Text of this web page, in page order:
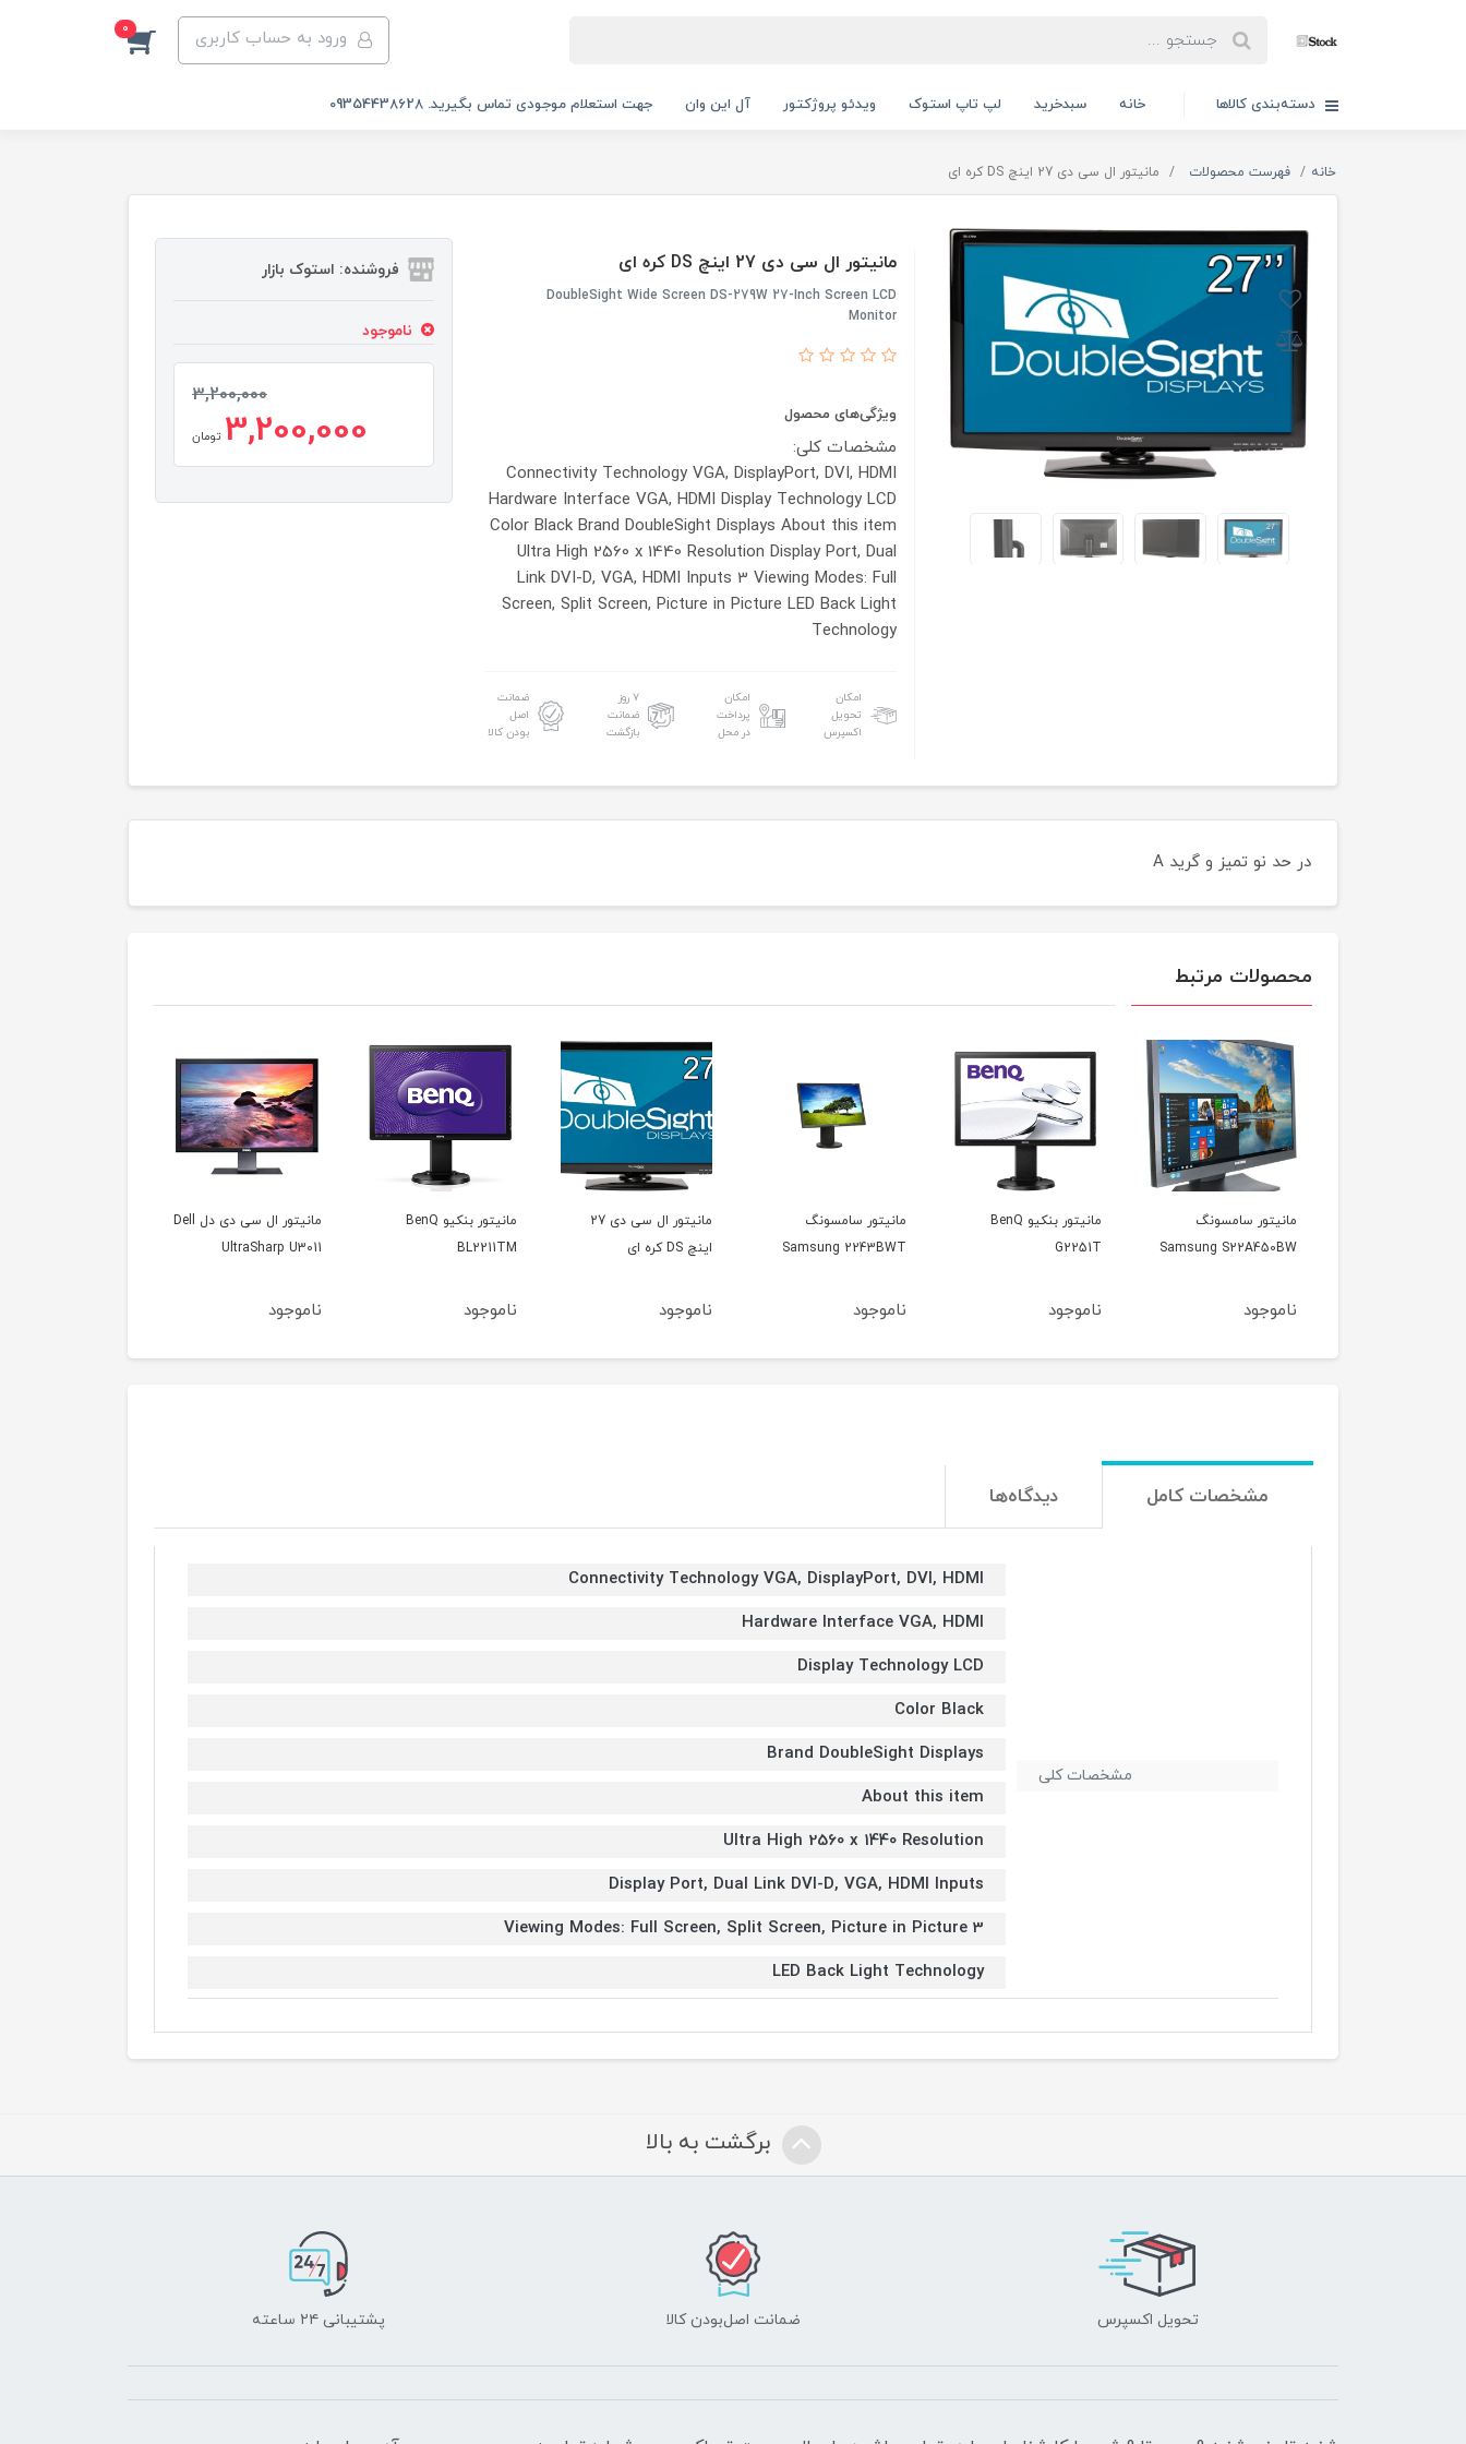
ورود به حساب کاربری 0
دسته‌بندی کالاها خانه سبدخرید لپ تاپ استوک ویدئو پروژکتور آل این وان جهت استعلام موجودی تماس بگیرید. 09354438628
خانه فهرست محصولات مانیتور ال سی دی 27 اینچ DS کره ای
مانیتور ال سی دی 27 اینچ DS کره ای
DoubleSight Wide Screen DS-279W 27-Inch Screen LCD
Monitor
ویژگی‌های محصول
مشخصات کلی:
Connectivity Technology VGA, DisplayPort, DVI, HDMI
Hardware Interface VGA, HDMI Display Technology LCD
Color Black Brand DoubleSight Displays About this item
Ultra High 2560 x 1440 Resolution Display Port, Dual
Link DVI-D, VGA, HDMI Inputs 3 Viewing Modes: Full
Screen, Split Screen, Picture in Picture LED Back Light
Technology
امکان
تحویل
اکسپرس
امکان
پرداخت
در محل
۷ روز
ضمانت
بازگشت
ضمانت
اصل
بودن کالا
فروشنده: استوک بازار
ناموجود
3,200,000
3,200,000 تومان
در حد نو تمیز و گرید A
محصولات مرتبط
مانیتور بنکیو BenQ
G2251T
ناموجود
مانیتور سامسونگ
Samsung 2243BWT
ناموجود
اینچ DS کره ای
ناموجود
مانیتور بنکیو BenQ
BL2211TM
ناموجود
UltraSharp U3011
ناموجود
مانیتور بنکیو BenQ vw
2430h
ناموجود
مشخصات کامل دیدگاه‌ها
مشخصات کلی
Connectivity Technology VGA, DisplayPort, DVI, HDMI
Hardware Interface VGA, HDMI
Display Technology LCD
Color Black
Brand DoubleSight Displays
About this item
Ultra High 2560 x 1440 Resolution
Display Port, Dual Link DVI-D, VGA, HDMI Inputs
3 Viewing Modes: Full Screen, Split Screen, Picture in Picture
LED Back Light Technology
برگشت به بالا
تحویل اکسپرس ضمانت اصل‌بودن کالا پشتیبانی ۲۴ ساعته